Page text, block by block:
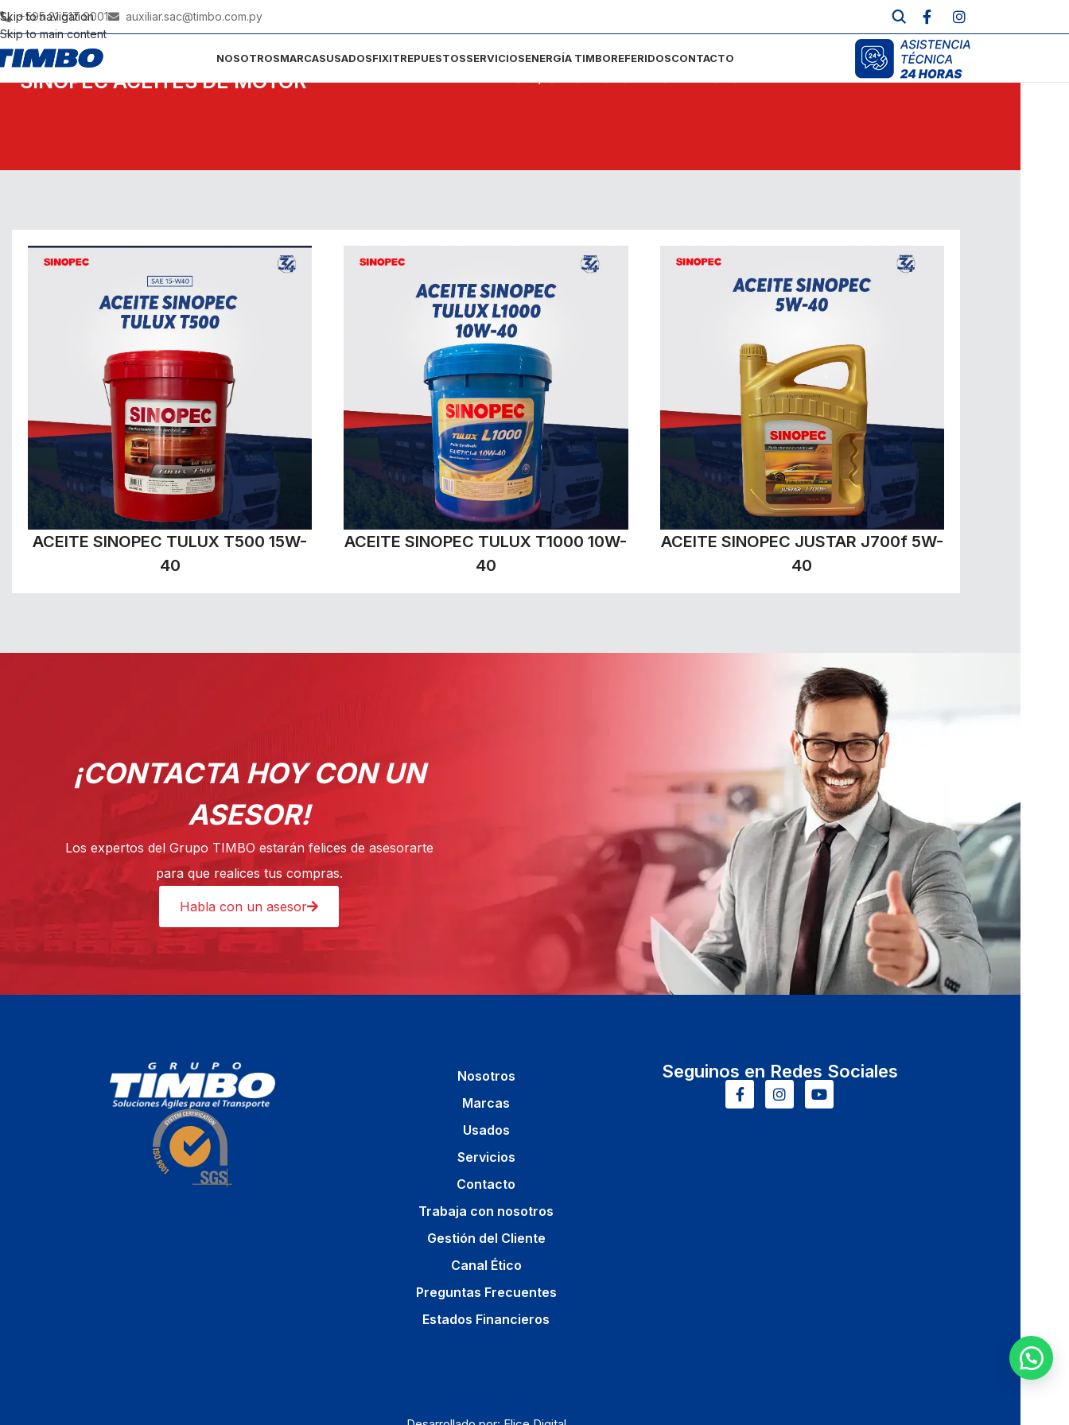
Skip to navigation
Skip to main content
+595 21 517 9001 auxiliar.sac@timbo.com.py
NOSOTROSMARCASUSADOSFIXITREPUESTOSSERVICIOSENERGÍA TIMBOREFERIDOSCONTACTO
SINOPEC ACEITES DE MOTOR
ACEITE SINOPEC TULUX T500 15W-
40
ACEITE SINOPEC TULUX T1000 10W-
40
ACEITE SINOPEC JUSTAR J700f 5W-
40
¡CONTACTA HOY CON UN
ASESOR!
Los expertos del Grupo TIMBO estarán felices de asesorarte
para que realices tus compras.
Habla con un asesor
Nosotros
Marcas
Usados
Servicios
Contacto
Trabaja con nosotros
Gestión del Cliente
Canal Ético
Preguntas Frecuentes
Estados Financieros
Seguinos en Redes Sociales